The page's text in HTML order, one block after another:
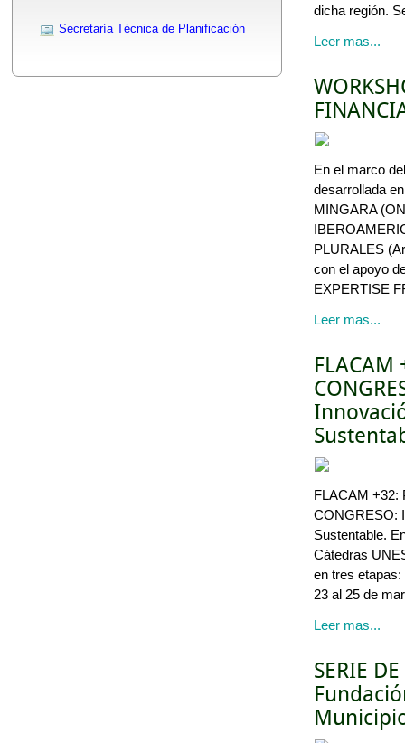
Secretaría Técnica de Planificación
dicha región.
Leer mas...
En el marco
desarrollada
MINGARA
PLURALES
con el apoyo
EXPERTISE
Leer mas...
FLACAM
FLACAM
CONGRESO:
Sustentable.
Cátedras
en tres
23 al 25 de
Leer mas...
SERIE